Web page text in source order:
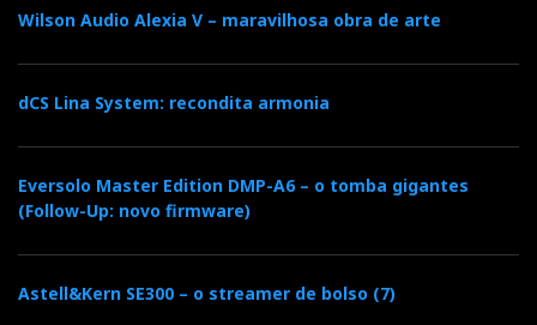
Wilson Audio Alexia V – maravilhosa obra de arte
dCS Lina System: recondita armonia
Eversolo Master Edition DMP-A6 – o tomba gigantes
(Follow-Up: novo firmware)
Astell&Kern SE300 – o streamer de bolso (7)